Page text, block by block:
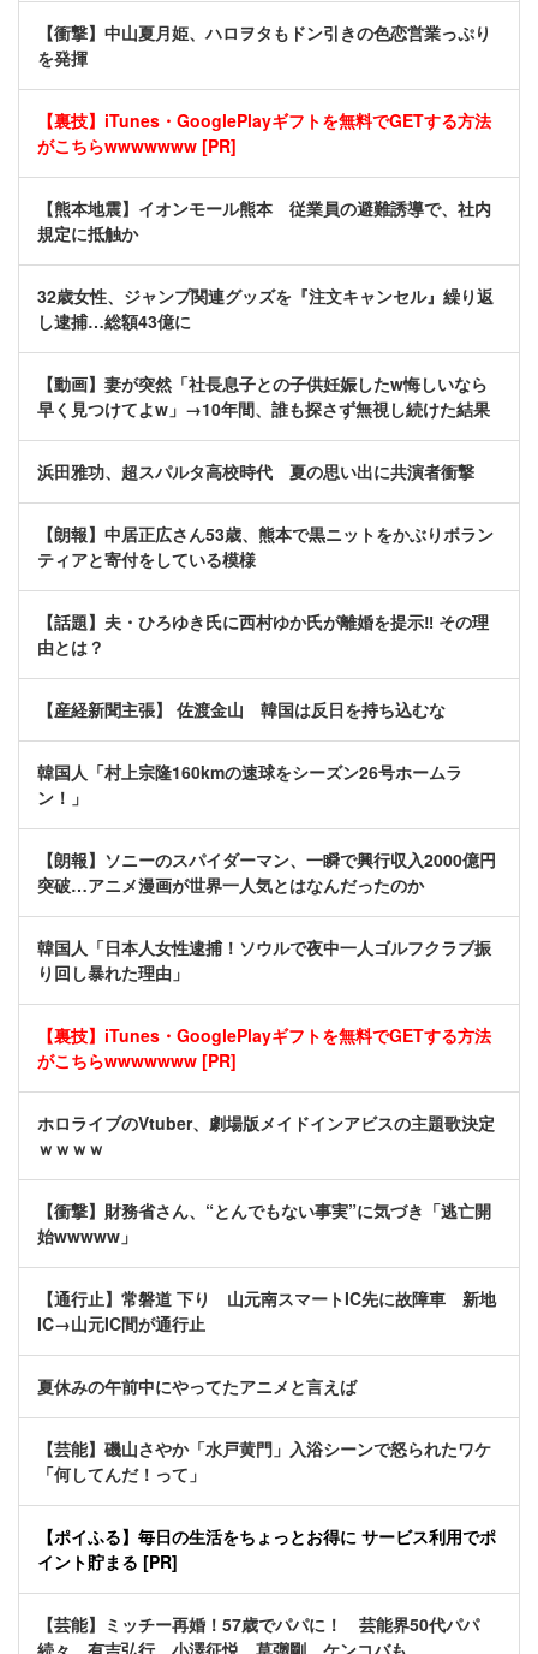
【衝撃】中山夏月姫、ハロヲタもドン引きの色恋営業っぷり
を発揮
【裏技】iTunes・GooglePlayギフトを無料でGETする方法
がこちらwwwwwww [PR]
【熊本地震】イオンモール熊本 従業員の避難誘導で、社内
規定に抵触か
32歳女性、ジャンプ関連グッズを『注文キャンセル』繰り返
し逮捕…総額43億に
【動画】妻が突然「社長息子との子供妊娠したw悔しいなら
早く見つけてよw」→10年間、誰も探さず無視し続けた結果
浜田雅功、超スパルタ高校時代 夏の思い出に共演者衝撃
【朗報】中居正広さん53歳、熊本で黒ニットをかぶりボラン
ティアと寄付をしている模様
【話題】夫・ひろゆき氏に西村ゆか氏が離婚を提示‼ その理
由とは？
【産経新聞主張】 佐渡金山 韓国は反日を持ち込むな
韓国人「村上宗隆160kmの速球をシーズン26号ホームラ
ン！」
【朗報】ソニーのスパイダーマン、一瞬で興行収入2000億円
突破…アニメ漫画が世界一人気とはなんだったのか
韓国人「日本人女性逮捕！ソウルで夜中一人ゴルフクラブ振
り回し暴れた理由」
【裏技】iTunes・GooglePlayギフトを無料でGETする方法
がこちらwwwwwww [PR]
ホロライブのVtuber、劇場版メイドインアビスの主題歌決定
ｗｗｗｗ
【衝撃】財務省さん、“とんでもない事実”に気づき「逃亡開
始wwwww」
【通行止】常磐道 下り 山元南スマートIC先に故障車 新地
IC→山元IC間が通行止
夏休みの午前中にやってたアニメと言えば
【芸能】磯山さやか「水戸黄門」入浴シーンで怒られたワケ
「何してんだ！って」
【ポイふる】毎日の生活をちょっとお得に サービス利用でポ
イント貯まる [PR]
【芸能】ミッチー再婚！57歳でパパに！ 芸能界50代パパ